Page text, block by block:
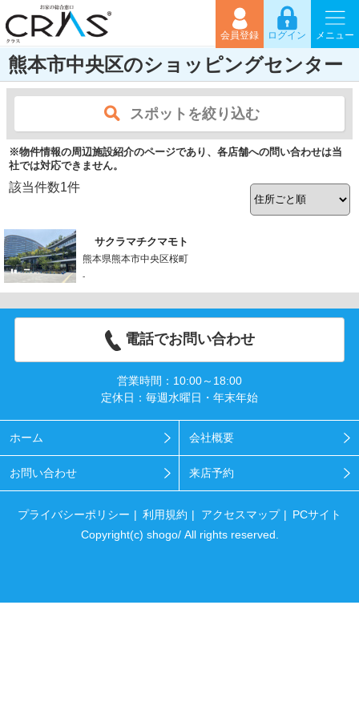
会員登録 ログイン メニュー
熊本市中央区のショッピングセンター
スポットを絞り込む
※物件情報の周辺施設紹介のページであり、各店舗への問い合わせは当
社では対応できません。
該当件数1件
サクラマチクマモト
熊本県熊本市中央区桜町
-
電話でお問い合わせ
営業時間：10:00～18:00
定休日：毎週水曜日・年末年始
ホーム 会社概要
お問い合わせ 来店予約
プライバシーポリシー 利用規約 アクセスマップ
PCサイト
Copyright(c) shogo/ All rights reserved.